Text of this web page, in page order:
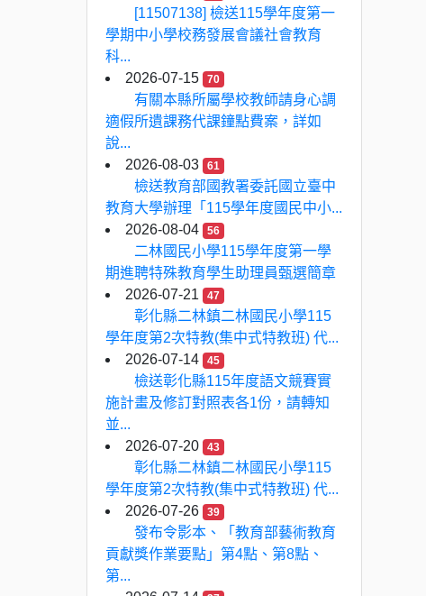
[11507138] 檢送115學年度第一
學期中小學校務發展會議社會教育
科...
2026-07-15
70
有關本縣所屬學校教師請身心調
適假所遺課務代課鐘點費案，詳如
說...
2026-08-03
61
檢送教育部國教署委託國立臺中
教育大學辦理「115學年度國民中小...
2026-08-04
56
二林國民小學115學年度第一學
期進聘特殊教育學生助理員甄選簡章
2026-07-21
47
彰化縣二林鎮二林國民小學115
學年度第2次特教(集中式特教班) 代...
2026-07-14
45
檢送彰化縣115年度語文競賽實
施計畫及修訂對照表各1份，請轉知
並...
2026-07-20
43
彰化縣二林鎮二林國民小學115
學年度第2次特教(集中式特教班) 代...
2026-07-26
39
發布令影本、「教育部藝術教育
貢獻獎作業要點」第4點、第8點、
第...